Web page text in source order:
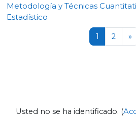
Metodología y Técnicas
Estadístico
1 Página 1
2 »
Usted no se ha identificado. (